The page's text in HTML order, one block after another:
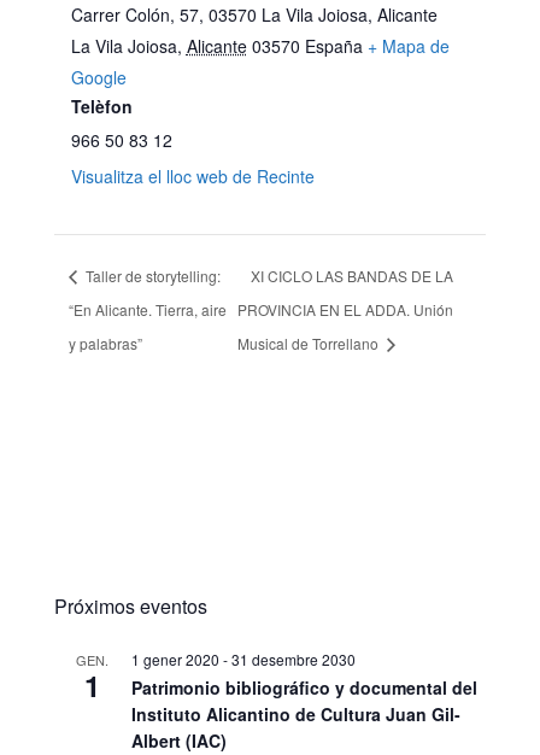
Carrer Colón, 57, 03570 La Vila Joiosa, Alicante
La Vila Joiosa, Alicante 03570 España + Mapa de
Google
Telèfon
966 50 83 12
Visualitza el lloc web de Recinte
Taller de storytelling:
“En Alicante. Tierra, aire
y palabras”
XI CICLO LAS BANDAS DE LA
PROVINCIA EN EL ADDA. Unión
Musical de Torrellano
Próximos eventos
GEN.
1
1 gener 2020 -31 desembre 2030
Patrimonio bibliográfico y documental del
Instituto Alicantino de Cultura Juan Gil-
Albert (IAC)